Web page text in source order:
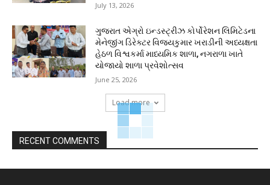
July 13, 2026
ગુજરાત એગ્રો ઇન્ડસ્ટ્રીઝ કોર્પોરેશન લિમિટેડના
મેનેજીંગ ડિરેક્ટર વિજયકુમાર ખરાડીની અધ્યક્ષતા
હેઠળ વિશ્વકર્મા માધ્યમિક શાળા, નગરાળા ખાતે
યોજાયો શાળા પ્રવેશોત્સવ
June 25, 2026
Load more
RECENT COMMENTS